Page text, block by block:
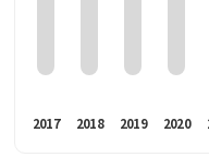
2017 2018 2019 2020